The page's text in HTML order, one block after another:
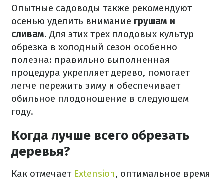
Опытные садоводы также рекомендуют
осенью уделить внимание грушам и
сливам. Для этих трех плодовых культур
обрезка в холодный сезон особенно
полезна: правильно выполненная
процедура укрепляет дерево, помогает
легче пережить зиму и обеспечивает
обильное плодоношение в следующем
году.
Когда лучше всего обрезать
деревья?
Как отмечает Extension, оптимальное время